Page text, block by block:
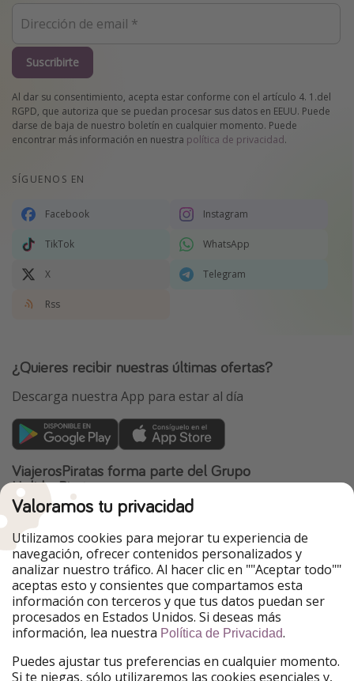
Suscribirte
Al dar su consentimiento, acepta estar conforme con el artículo 4. 1.del
RGPD, que autoriza que se puedan procesar sus datos en EEUU. Puede
darse de baja de nuestro boletín en cualquier momento. Puede
encontrar más información en nuestra política de privacidad.
SÍGUENOS EN
Facebook Instagram
TikTok WhatsApp
X Telegram
Rss
¿Quieres recibir nuestras últimas ofertas?
Descarga nuestra App para estar al día
ViajerosPiratas forma parte del Grupo
HolidayPirates
Nuestros mercados
PiratinViaggio
HolidayPirates
VakantiePiraten
WakacyjniPiraci
VoyagesPirates
Ferienpiraten
Urlaubspiraten
Urlaubspiraten
TravelPirates
Nuestro grupo
HolidayPirates Group
Valoramos tu privacidad
Utilizamos cookies para mejorar tu experiencia de
navegación, ofrecer contenidos personalizados y
analizar nuestro tráfico. Al hacer clic en ""Aceptar todo""
aceptas esto y consientes que compartamos esta
información con terceros y que tus datos puedan ser
procesados en Estados Unidos. Si deseas más
información, lea nuestra Política de Privacidad.
Puedes ajustar tus preferencias en cualquier momento.
Si te niegas, sólo utilizaremos las cookies esenciales y,